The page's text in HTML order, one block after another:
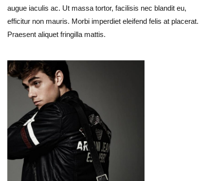
augue iaculis ac. Ut massa tortor, facilisis nec blandit eu,
efficitur non mauris. Morbi imperdiet eleifend felis at placerat.
Praesent aliquet fringilla mattis.